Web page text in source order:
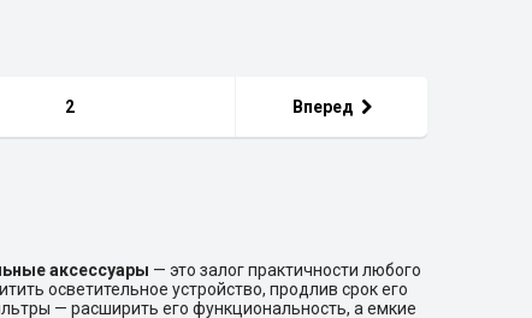
2 Вперед
аксессуары — это залог практичности любого
осветительное устройство, продлив срок его
— расширить его функциональность, а емкие